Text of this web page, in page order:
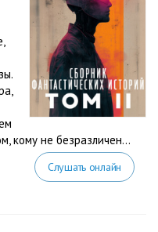
кому не безразличен...
Слушать онлайн